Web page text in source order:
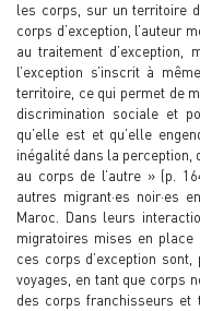
les corps, sur un territoire
corps d’exception, l’auteur
au traitement
l’exception s’inscrit à
territoire, ce qui permet de
discrimination sociale et
qu’elle est et qu’elle
inégalité dans la
au corps de l’autre » (p.
autres migrant·es noir·es
Maroc. Dans leurs
migratoires mises en place
ces corps d’exception
voyages, en tant que corps
des corps franchisseurs et